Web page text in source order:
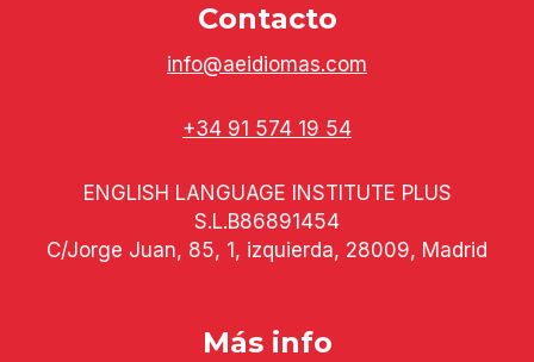
Contacto
info@aeidiomas.com
+34 91 574 19 54
ENGLISH LANGUAGE INSTITUTE PLUS
S.L.B86891454
C/Jorge Juan, 85, 1, izquierda, 28009, Madrid
Más info